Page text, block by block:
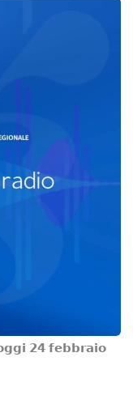
𝟮𝟰 𝗳𝗲𝗯𝗯𝗿𝗮𝗶𝗼